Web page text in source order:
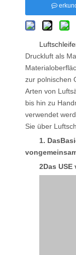
Druckluft als
zur polnischen
Arten von
bis hin zu
verwendet
Sie über
1. Das
von
2Das USE